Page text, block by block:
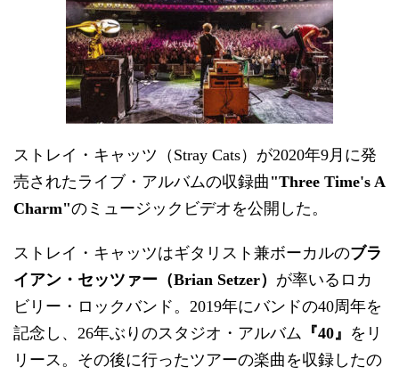
ストレイ・キャッツ（Stray Cats）が2020年9月に発
売されたライブ・アルバムの収録曲 "Three Time's A
Charm"のミュージックビデオを公開した。
ストレイ・キャッツはギタリスト兼ボーカルのブラ
イアン・セッツァー（Brian Setzer） が率いるロカ
ビリー・ロックバンド。2019年にバンドの40周年を
記念し、26年ぶりのスタジオ・アルバム 『40』 をリ
リース。その後に行ったツアーの楽曲を収録したの